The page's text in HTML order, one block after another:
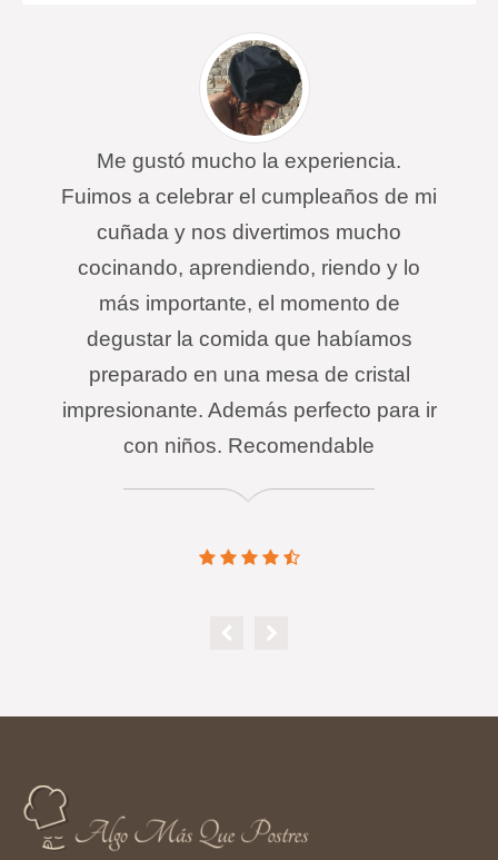
patata con bacon.
Raviolis de piña con sopa de coco
Me gustó mucho la experiencia.
Fuimos a celebrar el cumpleaños de mi
cuñada y nos divertimos mucho
cocinando, aprendiendo, riendo y lo
más importante, el momento de
degustar la comida que habíamos
preparado en una mesa de cristal
impresionante. Además perfecto para ir
con niños. Recomendable